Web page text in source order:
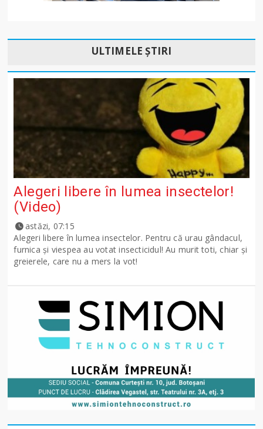
ULTIMELE ȘTIRI
Alegeri libere în lumea insectelor!
(Video)
astăzi, 07:15
Alegeri libere în lumea insectelor. Pentru că urau gândacul,
furnica și viespea au votat insecticidul! Au murit toti, chiar și
greierele, care nu a mers la vot!